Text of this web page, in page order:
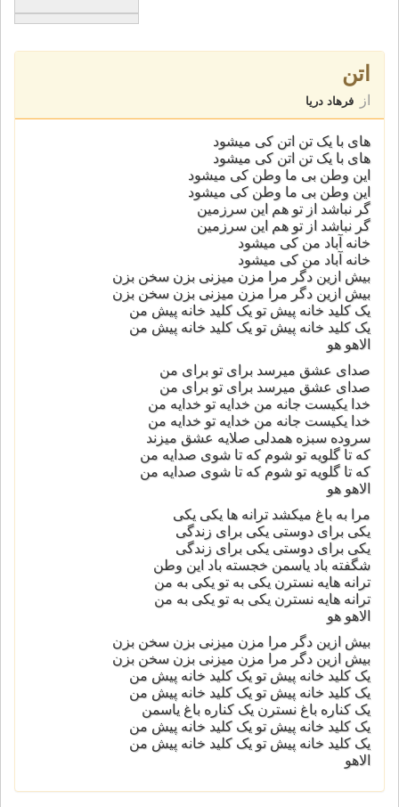
اتن
از فرهاد دریا
های با یک تن اتن کی میشود
های با یک تن اتن کی میشود
این وطن بی ما وطن کی میشود
این وطن بی ما وطن کی میشود
گر نباشد از تو هم این سرزمین
گر نباشد از تو هم این سرزمین
خانه آباد من کی میشود
خانه آباد من کی میشود
بیش ازین دگر مرا مزن میزنی بزن سخن بزن
بیش ازین دگر مرا مزن میزنی بزن سخن بزن
یک کلید خانه پیش تو یک کلید خانه پیش من
یک کلید خانه پیش تو یک کلید خانه پیش من
الاهو هو
صدای عشق میرسد برای تو برای من
صدای عشق میرسد برای تو برای من
خدا یکیست جانه من خدایه تو خدایه من
خدا یکیست جانه من خدایه تو خدایه من
سروده سبزه همدلی صلایه عشق میزند
که تا گلویه تو شوم که تا شوی صدایه من
که تا گلویه تو شوم که تا شوی صدایه من
الاهو هو
مرا به باغ میکشد ترانه ها یکی یکی
یکی برای دوستی یکی برای زندگی
یکی برای دوستی یکی برای زندگی
شگفته باد یاسمن خجسته باد این وطن
ترانه هایه نسترن یکی به تو یکی به من
ترانه هایه نسترن یکی به تو یکی به من
الاهو هو
بیش ازین دگر مرا مزن میزنی بزن سخن بزن
بیش ازین دگر مرا مزن میزنی بزن سخن بزن
یک کلید خانه پیش تو یک کلید خانه پیش من
یک کلید خانه پیش تو یک کلید خانه پیش من
یک کناره باغ نسترن یک کناره باغ یاسمن
یک کلید خانه پیش تو یک کلید خانه پیش من
یک کلید خانه پیش تو یک کلید خانه پیش من
الاهو